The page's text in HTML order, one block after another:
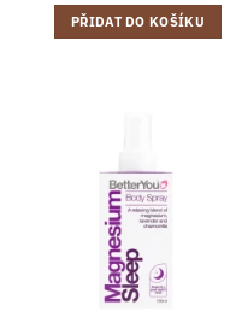
PŘIDAT DO KOŠÍKU